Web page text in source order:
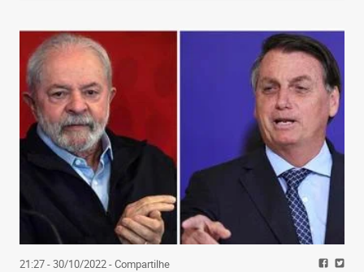
21:27 - 30/10/2022- Compartilhe